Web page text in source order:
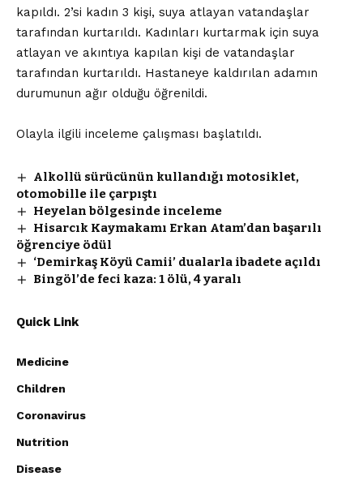
kapıldı. 2’si kadın 3 kişi, suya atlayan vatandaşlar
tarafından kurtarıldı. Kadınları kurtarmak için suya
atlayan ve akıntıya kapılan kişi de vatandaşlar
tarafından kurtarıldı. Hastaneye kaldırılan adamın
durumunun ağır olduğu öğrenildi.
Olayla ilgili inceleme çalışması başlatıldı.
Alkollü sürücünün kullandığı motosiklet,
otomobille ile çarpıştı
Heyelan bölgesinde inceleme
Hisarcık Kaymakamı Erkan Atam’dan başarılı
öğrenciye ödül
‘Demirkaş Köyü Camii’ dualarla ibadete açıldı
Bingöl’de feci kaza: 1 ölü, 4 yaralı
Quick Link
Medicine
Children
Coronavirus
Nutrition
Disease